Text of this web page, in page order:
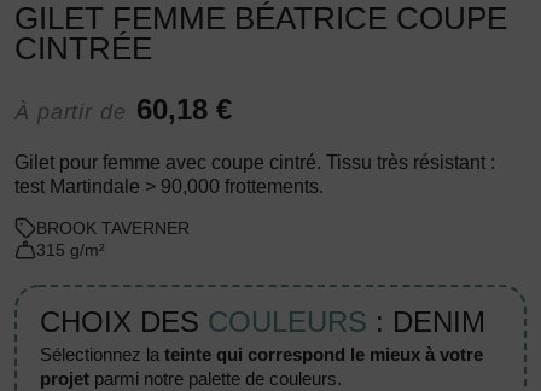
GILET FEMME BÉATRICE COUPE
CINTRÉE
À partir de 60,18 €
Gilet pour femme avec coupe cintré. Tissu très résistant :
test Martindale > 90,000 frottements.
BROOK TAVERNER
315 g/m²
CHOIX DES COULEURS : DENIM
sélectionnez lateinte qui correspond le mieux à votre
projet parmi notre palette de couleurs.